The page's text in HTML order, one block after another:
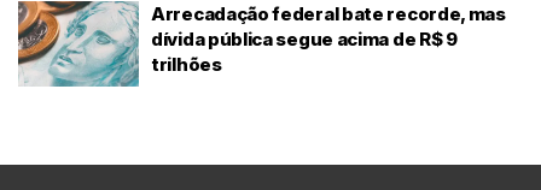
Arrecadação federal bate recorde, mas
dívida pública segue acima de R$ 9
trilhões